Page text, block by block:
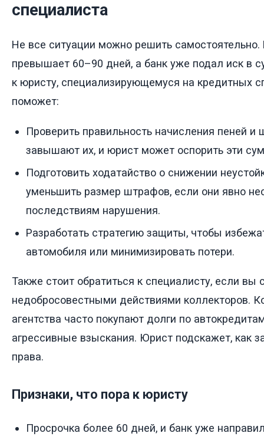
специалиста
Не все ситуации можно решить самостоятельно.
превышает 60–90 дней, а банк уже подал иск в
к юристу, специализирующемуся на кредитных
поможет:
Проверить правильность начисления пеней и
завышают их, и юрист может оспорить эти
Подготовить ходатайство о снижении
уменьшить размер штрафов, если они явно
последствиям нарушения.
Разработать стратегию защиты, чтобы
автомобиля или минимизировать потери.
Также стоит обратиться к специалисту, если вы
недобросовестными действиями коллекторов.
агентства часто покупают долги по
агрессивные взыскания. Юрист подскажет, как
права.
Признаки, что пора к юристу
Просрочка более 60 дней, и банк уже